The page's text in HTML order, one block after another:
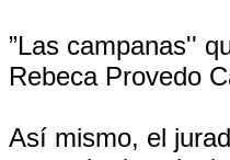
”Las campanas''
Rebeca Provedo
Así mismo, el